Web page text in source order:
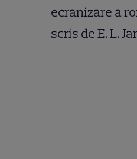
ecranizare a
scris de E. L.